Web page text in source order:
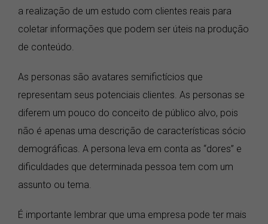
a realização de um estudo com clientes reais para
coletar informações que podem ser úteis na produção
de conteúdo.
As personas são avatares semifictícios que
representam seus potenciais clientes. As personas se
diferem um pouco do conceito de público alvo, pois
não é apenas uma descrição de características sócio
demográficas. A persona leva em conta as “dores” e
dificuldades que determinada pessoa tem com um
assunto ou tema.
É importante lembrar que uma empresa pode ter mais